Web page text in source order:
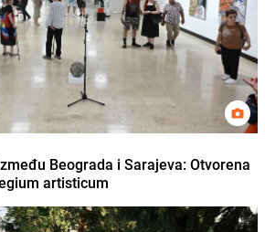
Beograda i Sarajeva: Otvorena
artisticum